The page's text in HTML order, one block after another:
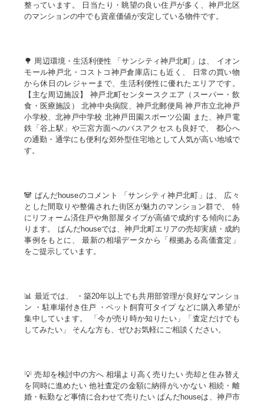
整っています。 日当たり・眺望の良い住戸が多く、神戸北区
のマンションの中でも資産価値が安定している物件です。
🌳 周辺環境・生活利便性 「サンシティ神戸北町」は、 イオン
モール神戸北・コストコ神戸倉庫店にも近く、 日常の買い物
から休日のレジャーまで、生活利便性に優れたエリアです。
【主な周辺施設】 神戸北町センタースクエア（スーパー・飲
食・医療施設） 北神中央病院、神戸北郵便局 神戸市立北神戸
小学校、北神戸中学校 北神戸田園スポーツ公園 また、神戸電
鉄「谷上駅」や三宮方面へのバスアクセスも良好で、 都心へ
の通勤・通学にも便利な郊外型住宅地として人気が高い地域で
す。
🐼 ぱんだhouseのコメント 「サンシティ神戸北町」は、 広々
とした間取りや整備された街区が魅力のマンション群で、 特
にリフォーム済住戸や角部屋タイプが高値で成約する傾向にあ
ります。 ぱんだhouseでは、神戸北町エリアの売却実績・成約
事例をもとに、 最新の相場データから「根拠ある高価査定」
をご提示しています。
📊 最近では、 ・築20年以上でも共用部管理が良好なマンショ
ン ・駐車場付き住戸 ・ペット飼育可タイプ などに購入希望が
集中しています。 「今が売り時か知りたい」「査定だけでも
してみたい」 そんな方も、ぜひお気軽にご相談ください。
💡 売却を検討中の方へ 相場より高く売りたい 売却と住み替え
を同時に進めたい 他社査定の金額に納得がいかない 相続・離
婚・転勤など事情に合わせて売りたい ぱんだhouseは、神戸市